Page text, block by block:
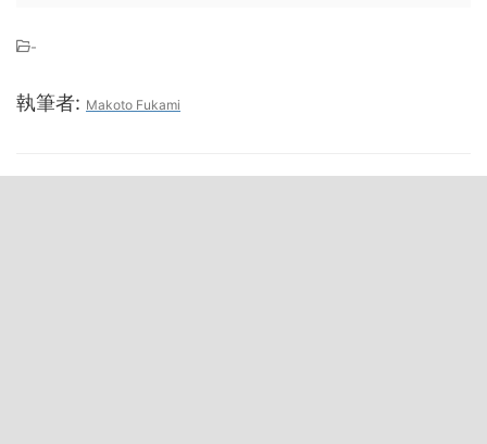
-
執筆者: Makoto Fukami